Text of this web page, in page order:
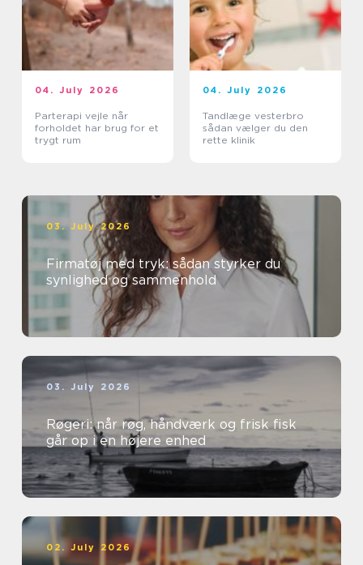
04. July 2026
Parterapi vejle når
forholdet har brug for et
trygt rum
04. July 2026
Tandlæge vesterbro
sådan vælger du den
rette klinik
03. July 2026
Firmatøj med tryk: sådan styrker du
synlighed og sammenhold
03. July 2026
Røgeri: når røg, håndværk og frisk fisk
går op i en højere enhed
02. July 2026